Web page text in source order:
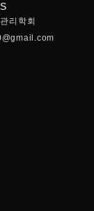
리학회